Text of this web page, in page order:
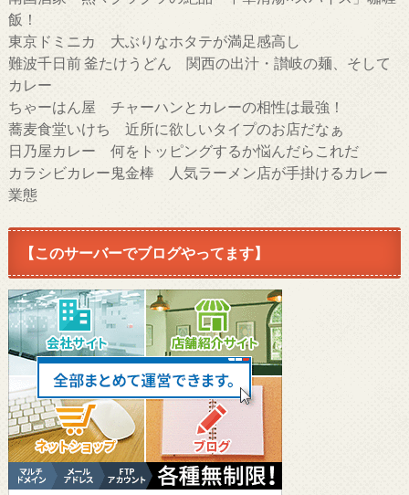
飯！
東京ドミニカ 大ぶりなホタテが満足感高し
難波千日前 釜たけうどん 関西の出汁・讃岐の麺、そして
カレー
ちゃーはん屋 チャーハンとカレーの相性は最強！
蕎麦食堂いけち 近所に欲しいタイプのお店だなぁ
日乃屋カレー 何をトッピングするか悩んだらこれだ
カラシビカレー鬼金棒 人気ラーメン店が手掛けるカレー
業態
【このサーバーでブログやってます】